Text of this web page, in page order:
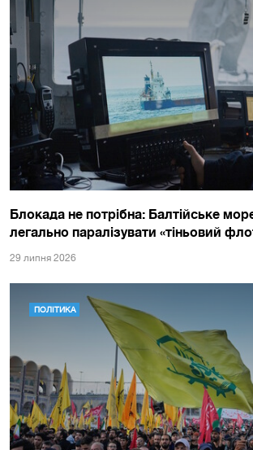
Блокада не потрібна: Балтійське
легально паралізувати «тіньовий
29 липня 2026
ПОЛІТИКА